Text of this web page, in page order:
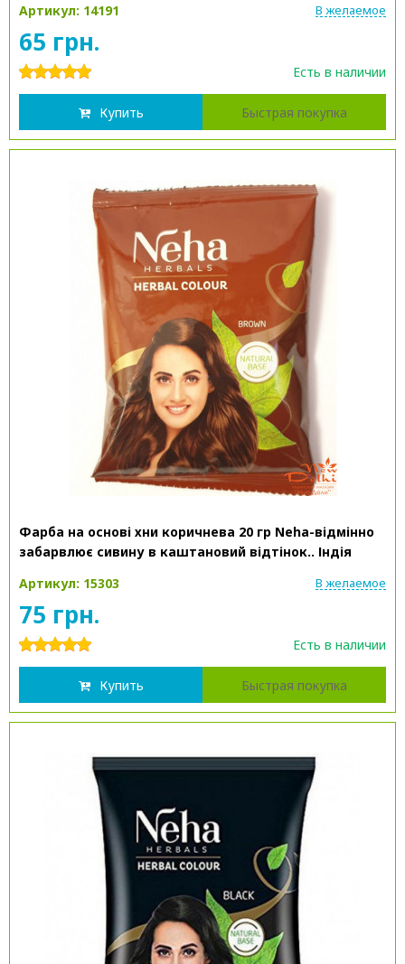
Артикул: 14191
В желаемое
65 грн.
Есть в наличии
Купить Быстрая покупка
Фарба на основі хни коричнева 20 гр Neha-відмінно
забарвлює сивину в каштановий відтінок.. Індія
Артикул: 15303
В желаемое
75 грн.
Есть в наличии
Купить Быстрая покупка